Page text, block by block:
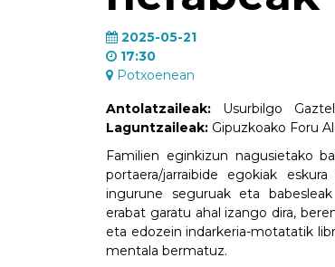
2025-05-21
17:30
Potxoenean
Antolatzaileak: Usurbilgo
Laguntzaileak: Gipuzkoako Foru
Familien eginkizun nagusietako
portaera/jarraibide egokiak
ingurune seguruak eta
erabat garatu ahal izango dira,
eta edozein indarkeria-motatatik
mentala bermatuz.